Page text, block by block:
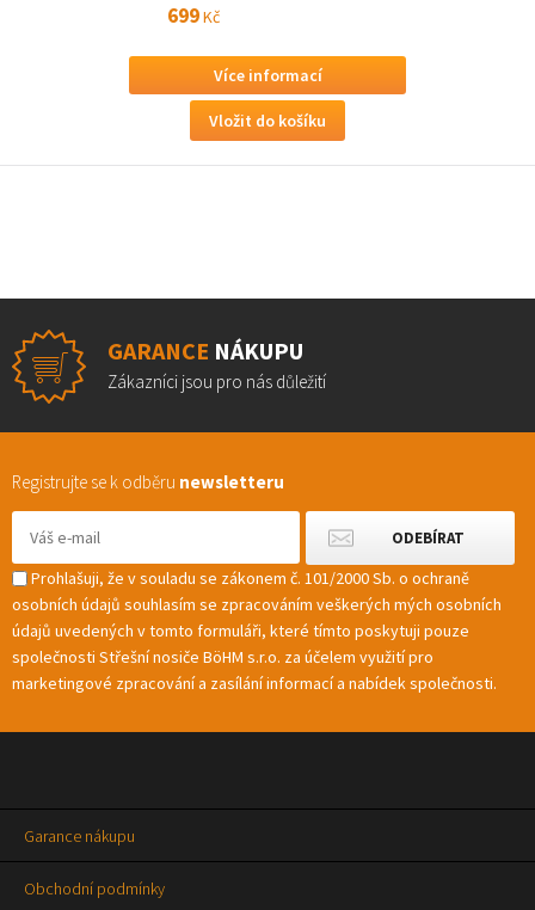
699Kč
Více informací
GARANCE NÁKUPU
Zákazníci jsou pro nás důležití
Registrujte se k odběru newsletteru
Prohlašuji, že v souladu se zákonem č. 101/2000 Sb. o ochraně
osobních údajů souhlasím se zpracováním veškerých mých osobních
údajů uvedených v tomto formuláři, které tímto poskytuji pouze
společnosti Střešní nosiče BöHM s.r.o. za účelem využití pro
marketingové zpracování a zasílání informací a nabídek společnosti.
Garance nákupu
Obchodní podmínky